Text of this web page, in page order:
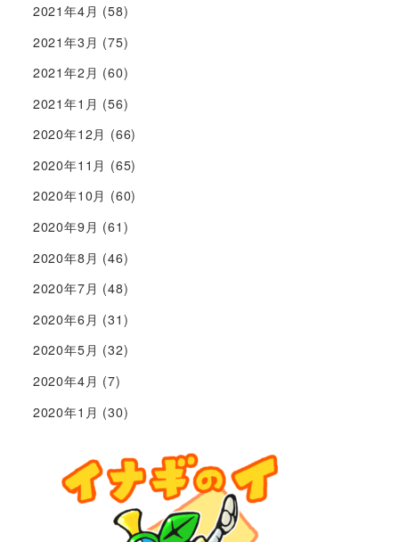
2021年4月 (58)
2021年3月 (75)
2021年2月 (60)
2021年1月 (56)
2020年12月 (66)
2020年11月 (65)
2020年10月 (60)
2020年9月 (61)
2020年8月 (46)
2020年7月 (48)
2020年6月 (31)
2020年5月 (32)
2020年4月 (7)
2020年1月 (30)